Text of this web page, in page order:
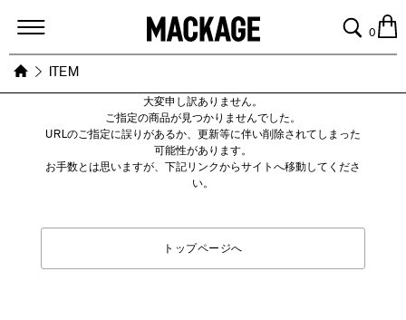
MACKAGE
0
ITEM
大変申し訳ありません。
ご指定の商品が見つかりませんでした。
URLのご指定に誤りがあるか、更新等に伴い削除されてしまった
可能性があります。
お手数とは思いますが、下記リンクからサイトへ移動してくださ
い。
トップページへ